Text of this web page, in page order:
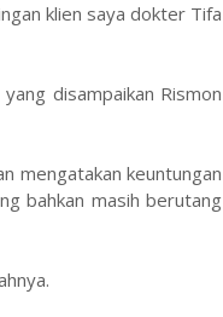
klien saya dokter Tifa
disampaikan Rismon
mengatakan keuntungan
bahkan masih berutang